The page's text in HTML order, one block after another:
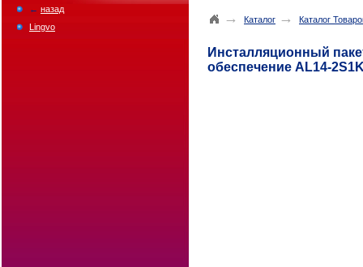
→ Каталог → Каталог
Инсталляционный
обеспечение AL14-
← назад
Lingvo